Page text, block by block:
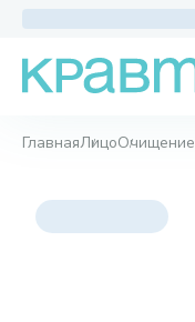
ГлавнаяЛицоОчищение